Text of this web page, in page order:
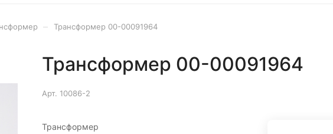
Трансформер 00-00091964
Трансформер 00-00091964
Арт. 10086-2
Трансформер